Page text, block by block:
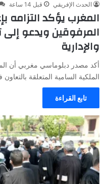
الحدث الإفريقي قبل 14 ساعة
المغرب يؤكد التزامه
المرفوقين ويدعو إلى
والإدارية
أكد مصدر دبلوماسي مغربي أن
الملكية السامية المتعلقة
تابع القراءة